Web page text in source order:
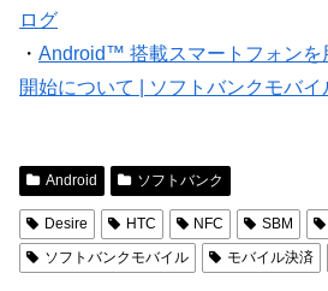
ログ
・ Android™ 搭載スマートフォンを
開始について | ソフトバンクモバイ
Android ソフトバンク
Desire HTC NFC SBM
ソフトバンクモバイル
モバイル決済